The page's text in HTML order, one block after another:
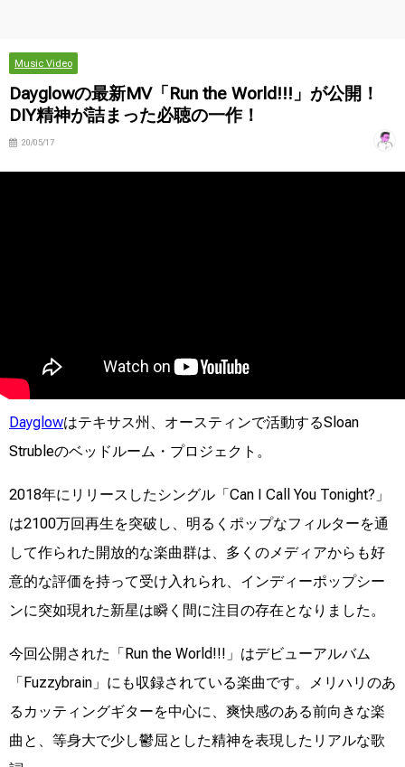
Music Video
Dayglowの最新MV「Run the World!!!」が公開！
DIY精神が詰まった必聴の一作！
20/05/17
Dayglowはテキサス州、オースティンで活動するSloan
Strubleのベッドルーム・プロジェクト。
2018年にリリースしたシングル「Can I Call You Tonight?」
は2100万回再生を突破し、明るくポップなフィルターを通
して作られた開放的な楽曲群は、多くのメディアからも好
意的な評価を持って受け入れられ、インディーポップシー
ンに突如現れた新星は瞬く間に注目の存在となりました。
今回公開された「Run the World!!!」はデビューアルバム
「Fuzzybrain」にも収録されている楽曲です。メリハリのあ
るカッティングギターを中心に、爽快感のある前向きな楽
曲と、等身大で少し鬱屈とした精神を表現したリアルな歌